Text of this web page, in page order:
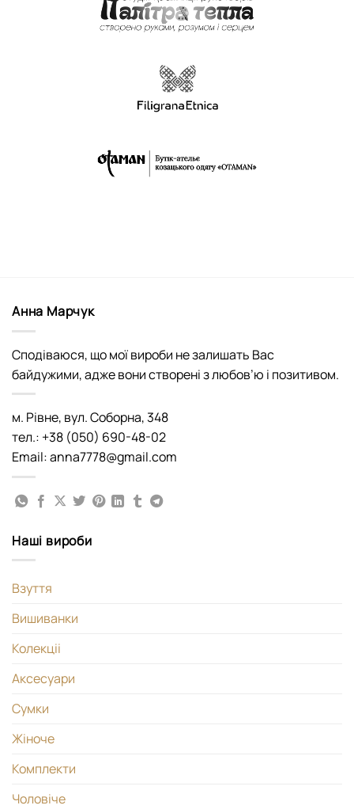
Анна Марчук
Сподіваюся, що мої вироби не залишать Вас
байдужими, адже вони створені з любов’ю і позитивом.
м. Рівне, вул. Соборна, 348
тел.: +38 (050) 690-48-02
Email: anna7778@gmail.com
Наші вироби
Взуття
Вишиванки
Колекціі
Аксесуари
Сумки
Жіноче
Комплекти
Чоловіче